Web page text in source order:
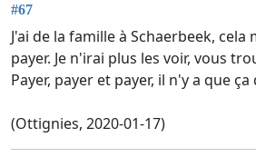
#67
J'ai de la famille à Schaerbeek,
payer. Je n'irai plus les voir, vous
Payer, payer et payer, il n'y a que
(Ottignies, 2020-01-17)